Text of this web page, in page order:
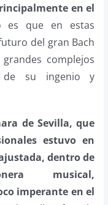
en el
es que en estas
del gran Bach
complejos
de su ingenio y
de Sevilla, que
estuvo en
dentro de
musical,
imperante en el